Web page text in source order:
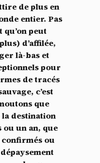
de plus en
entier. Pas
qu’on peut
d’affilée,
là-bas et
pour
de tracés
c’est
que
la destination
un an, que
ou